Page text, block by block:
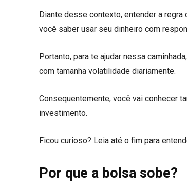
Diante desse contexto, entender a
você saber usar seu dinheiro com
Portanto, para te ajudar nessa
com tamanha volatilidade diariamente.
Consequentemente, você vai conhecer
investimento.
Ficou curioso? Leia até o fim para
Por que a bolsa sobe?